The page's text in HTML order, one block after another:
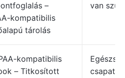
–
kompatibilis
tárolás
van
kompatibilis
– Titkosított